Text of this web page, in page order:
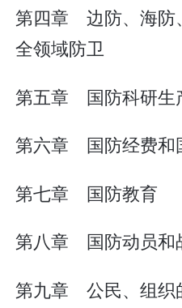
第四章 边防、海防
全领域防卫
第五章 国防科研生
第六章 国防经费和
第七章 国防教育
第八章 国防动员和
第九章 公民、组织